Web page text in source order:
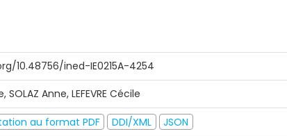
10.48756/ined-IE0215A-4254
SOLAZ Anne, LEFEVRE Cécile
au format PDF DDI/XML
JSON